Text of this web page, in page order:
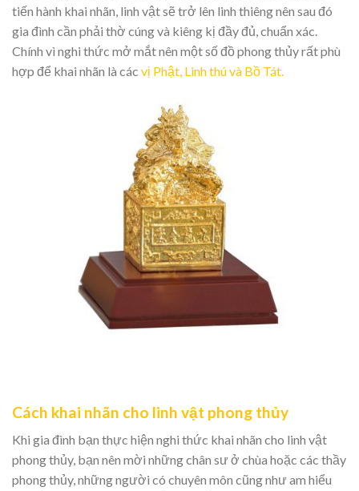
tiến hành khai nhãn, linh vật sẽ trở lên linh thiêng nên sau đó
gia đình cần phải thờ cúng và kiêng kị đầy đủ, chuẩn xác.
Chính vì nghi thức mở mắt nên một số đồ phong thủy rất phù
hợp để khai nhãn là các vị Phật, Linh thú và Bồ Tát.
Cách khai nhãn cho linh vật phong thủy
Khi gia đình bạn thực hiện nghi thức khai nhãn cho linh vật
phong thủy, bạn nên mời những chân sư ở chùa hoặc các thầy
phong thủy, những người có chuyên môn cũng như am hiểu